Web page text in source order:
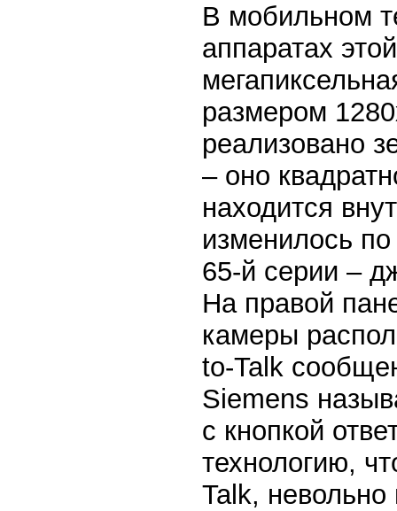
В мобильном
аппаратах
размером
реализовано
– оно
находится
изменилось
65-й серии –
На правой
камеры
to-Talk
Siemens
с кнопкой
технологию,
Talk,